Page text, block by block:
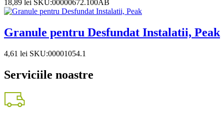
18,89 lei SKU:00000672.100AB
Granule pentru Desfundat Instalatii, Peak
4,61 lei SKU:00001054.1
Serviciile noastre